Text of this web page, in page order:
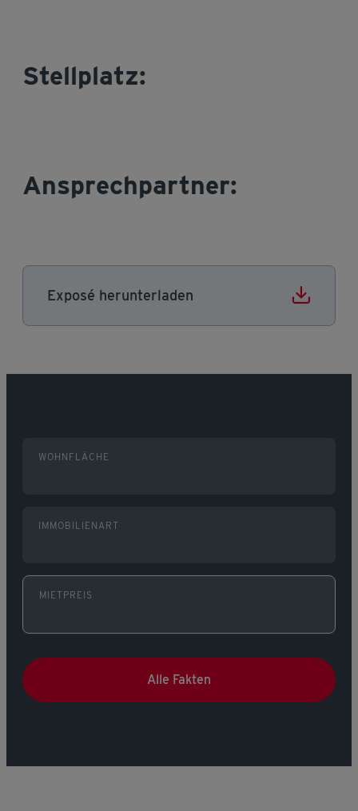
Stellplatz:
Ansprechpartner:
Exposé herunterladen
WOHNFLÄCHE
IMMOBILIENART
MIETPREIS
Alle Fakten